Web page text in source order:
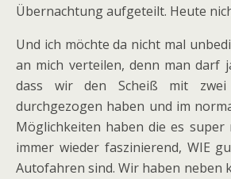
Übernachtung aufgeteilt. Heute
Und ich möchte da nicht mal
an mich verteilen, denn man darf
dass wir den Scheiß mit zwei
durchgezogen haben und im
Möglichkeiten haben die es super
immer wieder faszinierend, WIE
Autofahren sind. Wir haben neben